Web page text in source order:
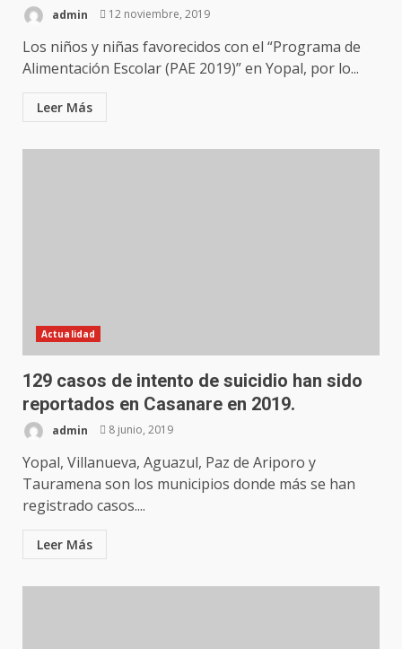
admin 12 noviembre, 2019
Los niños y niñas favorecidos con el “Programa de
Alimentación Escolar (PAE 2019)” en Yopal, por lo...
Leer Más
Actualidad
129 casos de intento de suicidio han sido
reportados en Casanare en 2019.
admin 8 junio, 2019
Yopal, Villanueva, Aguazul, Paz de Ariporo y
Tauramena son los municipios donde más se han
registrado casos....
Leer Más